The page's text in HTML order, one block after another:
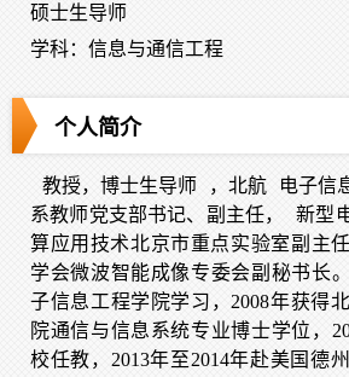
硕士生导师
学科：信息与通信工程
个人简介
教授，博士生导师 ，北航
电子信
系教师党支部书记、副主任，
新型
算应用技术北京市重点实验室副主任
学会微波智能成像专委会副秘书长
子信息工程学院学习，2008年获得
院通信与信息系统专业博士学位，
校任教，2013年至2014年赴美国德